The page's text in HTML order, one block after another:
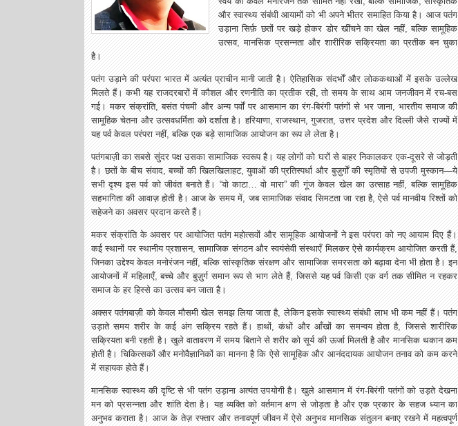
और स्वास्थ्य संबंधी आयामों को भी अपने भीतर समाहित किया है। आज पतंग
उड़ाना सिर्फ़ छतों पर खड़े होकर डोर खींचने का खेल नहीं, बल्कि सामूहिक
उत्सव, मानसिक प्रसन्नता और शारीरिक सक्रियता का प्रतीक बन चुका
है।
पतंग उड़ाने की परंपरा भारत में अत्यंत प्राचीन मानी जाती है। ऐतिहासिक संदर्भों और लोककथाओं में इसके उल्लेख
मिलते हैं। कभी यह राजदरबारों में कौशल और रणनीति का प्रतीक रही, तो समय के साथ आम जनजीवन में रच-बस
गई। मकर संक्रांति, बसंत पंचमी और अन्य पर्वों पर आसमान का रंग-बिरंगी पतंगों से भर जाना, भारतीय समाज की
सामूहिक चेतना और उत्सवधर्मिता को दर्शाता है। हरियाणा, राजस्थान, गुजरात, उत्तर प्रदेश और दिल्ली जैसे राज्यों में
यह पर्व केवल परंपरा नहीं, बल्कि एक बड़े सामाजिक आयोजन का रूप ले लेता है।
पतंगबाज़ी का सबसे सुंदर पक्ष उसका सामाजिक स्वरूप है। यह लोगों को घरों से बाहर निकालकर एक-दूसरे से जोड़ती
है। छतों के बीच संवाद, बच्चों की खिलखिलाहट, युवाओं की प्रतिस्पर्धा और बुज़ुर्गों की स्मृतियों से उपजी मुस्कान—ये
सभी दृश्य इस पर्व को जीवंत बनाते हैं। “वो काटा… वो मारा” की गूंज केवल खेल का उत्साह नहीं, बल्कि सामूहिक
सहभागिता की आवाज़ होती है। आज के समय में, जब सामाजिक संवाद सिमटता जा रहा है, ऐसे पर्व मानवीय रिश्तों को
सहेजने का अवसर प्रदान करते हैं।
मकर संक्रांति के अवसर पर आयोजित पतंग महोत्सवों और सामूहिक आयोजनों ने इस परंपरा को नए आयाम दिए हैं।
कई स्थानों पर स्थानीय प्रशासन, सामाजिक संगठन और स्वयंसेवी संस्थाएँ मिलकर ऐसे कार्यक्रम आयोजित करती हैं,
जिनका उद्देश्य केवल मनोरंजन नहीं, बल्कि सांस्कृतिक संरक्षण और सामाजिक समरसता को बढ़ावा देना भी होता है। इन
आयोजनों में महिलाएँ, बच्चे और बुज़ुर्ग समान रूप से भाग लेते हैं, जिससे यह पर्व किसी एक वर्ग तक सीमित न रहकर
समाज के हर हिस्से का उत्सव बन जाता है।
अक्सर पतंगबाज़ी को केवल मौसमी खेल समझ लिया जाता है, लेकिन इसके स्वास्थ्य संबंधी लाभ भी कम नहीं हैं। पतंग
उड़ाते समय शरीर के कई अंग सक्रिय रहते हैं। हाथों, कंधों और आँखों का समन्वय होता है, जिससे शारीरिक
सक्रियता बनी रहती है। खुले वातावरण में समय बिताने से शरीर को सूर्य की ऊर्जा मिलती है और मानसिक थकान कम
होती है। चिकित्सकों और मनोवैज्ञानिकों का मानना है कि ऐसे सामूहिक और आनंददायक आयोजन तनाव को कम करने
में सहायक होते हैं।
मानसिक स्वास्थ्य की दृष्टि से भी पतंग उड़ाना अत्यंत उपयोगी है। खुले आसमान में रंग-बिरंगी पतंगों को उड़ते देखना
मन को प्रसन्नता और शांति देता है। यह व्यक्ति को वर्तमान क्षण से जोड़ता है और एक प्रकार के सहज ध्यान का
अनुभव कराता है। आज के तेज़ रफ्तार और तनावपूर्ण जीवन में ऐसे अनुभव मानसिक संतुलन बनाए रखने में महत्वपूर्ण